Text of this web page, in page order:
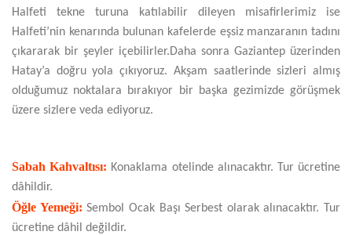
Halfeti tekne turuna katılabilir dileyen misafirlerimiz ise
Halfeti’nin kenarında bulunan kafelerde eşsiz manzaranın tadını
çıkararak bir şeyler içebilirler.Daha sonra Gaziantep üzerinden
Hatay’a doğru yola çıkıyoruz. Akşam saatlerinde sizleri almış
olduğumuz noktalara bırakıyor bir başka gezimizde görüşmek
üzere sizlere veda ediyoruz.
Sabah Kahvaltısı: Konaklama otelinde alınacaktır. Tur ücretine
dâhildir.
Öğle Yemeği:Sembol Ocak Başı Serbest olarak alınacaktır. Tur
ücretine dâhil değildir.